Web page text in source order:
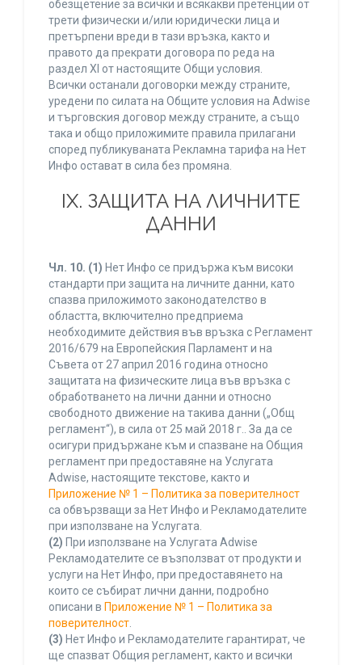
обезщетение за всички и всякакви претенции от
трети физически и/или юридически лица и
претърпени вреди в тази връзка, както и
правото да прекрати договора по реда на
раздел XI от настоящите Общи условия.
Всички останали договорки между страните,
уредени по силата на Общите условия на Adwise
и търговския договор между страните, а също
така и общо приложимите правила прилагани
според публикуваната Рекламна тарифа на Нет
Инфо остават в сила без промяна.
IХ. ЗАЩИТА НА ЛИЧНИТЕ
ДАННИ
Чл. 10. (1) Нет Инфо се придържа към високи
стандарти при защита на личните данни, като
спазва приложимото законодателство в
областта, включително предприема
необходимите действия във връзка с Регламент
2016/679 на Европейския Парламент и на
Съвета от 27 април 2016 година относно
защитата на физическите лица във връзка с
обработването на лични данни и относно
свободното движение на такива данни („Общ
регламент“), в сила от 25 май 2018 г.. За да се
осигури придържане към и спазване на Общия
регламент при предоставяне на Услугата
Adwise, настоящите текстове, както и
Приложение № 1 – Политика за поверителност
са обвързващи за Нет Инфо и Рекламодателите
при използване на Услугата.
(2) При използване на Услугата Adwise
Рекламодателите се възползват от продукти и
услуги на Нет Инфо, при предоставянето на
които се събират лични данни, подробно
описани в Приложение № 1 – Политика за
поверителност.
(3) Нет Инфо и Рекламодателите гарантират, че
ще спазват Общия регламент, както и всички